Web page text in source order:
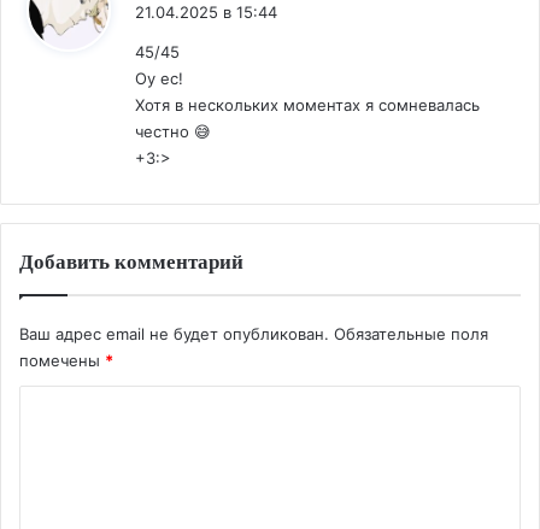
21.04.2025 в 15:44
45/45
Оу ес!
Хотя в нескольких моментах я сомневалась
честно 😅
+3:>
Добавить комментарий
Ваш адрес email не будет опубликован. Обязательные поля
помечены *